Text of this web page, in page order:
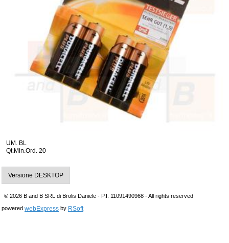
UM. BL
Qt.Min.Ord. 20
Versione DESKTOP
© 2026 B and B SRL di Brolis Daniele - P.I. 11091490968 - All rights reserved
powered webExpress by RSoft